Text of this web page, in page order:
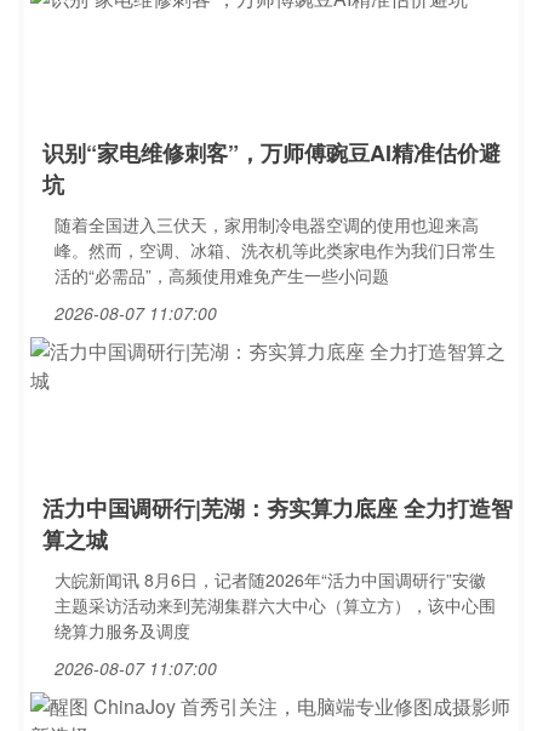
识别“家电维修刺客”，万师傅豌豆AI精准估价避
坑
随着全国进入三伏天，家用制冷电器空调的使用也迎来高
峰。然而，空调、冰箱、洗衣机等此类家电作为我们日常生
活的“必需品”，高频使用难免产生一些小问题
2026-08-07 11:07:00
活力中国调研行|芜湖：夯实算力底座 全力打造智
算之城
大皖新闻讯 8月6日，记者随2026年“活力中国调研行”安徽
主题采访活动来到芜湖集群六大中心（算立方），该中心围
绕算力服务及调度
2026-08-07 11:07:00